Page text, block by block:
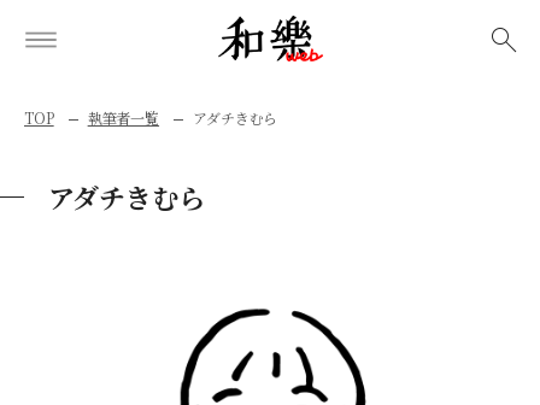
TOP 執筆者一覧 アダチきむら
アダチきむら